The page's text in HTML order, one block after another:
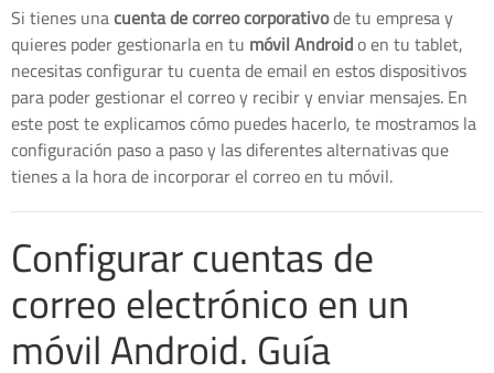
Si tienes unacuenta de correo corporativode tu empresa y
quieres poder gestionarla en tu móvil Androido en tu tablet,
necesitas configurar tu cuenta de email en estos dispositivos
para poder gestionar el correo y recibir y enviar mensajes. En
este post te explicamos cómo puedes hacerlo, te mostramos la
configuración paso a paso y las diferentes alternativas que
tienes a la hora de incorporar el correo en tu móvil.
Configurar cuentas de
correo electrónico en un
móvil Android. Guía